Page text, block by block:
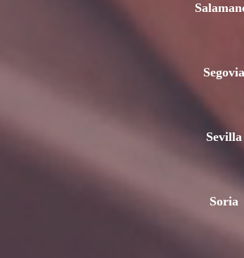
Segovia
Sevilla
Soria